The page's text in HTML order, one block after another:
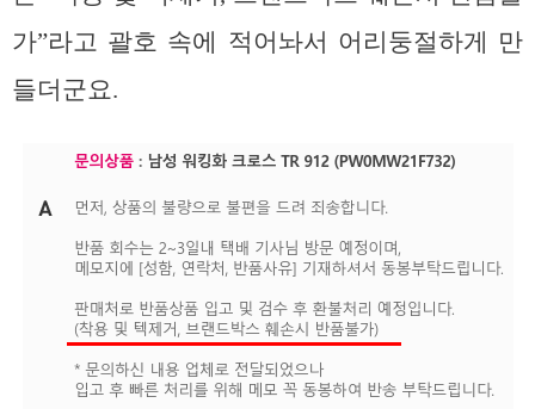
가”라고 괄호 속에 적어놔서 어리둥절하게 만
들더군요.